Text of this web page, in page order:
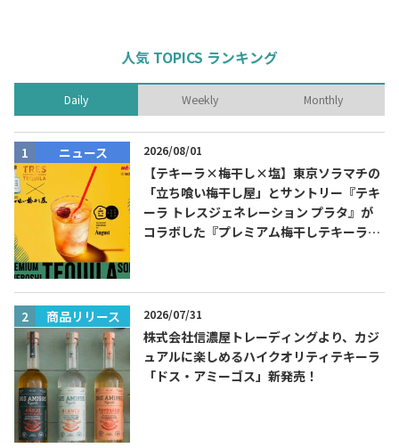
人気 TOPICS ランキング
Daily Weekly Monthly
ニュース 2026/08/01
【テキーラ×梅干し×塩】東京ソラマチの
「立ち喰い梅干し屋」とサントリー『テキ
ーラ トレスジェネレーション プラタ』が
コラボした『プレミアム梅干しテキーラソ
商品リリース 2026/07/31
株式会社信濃屋トレーディングより、カジ
ュアルに楽しめるハイクオリティテキーラ
「ドス・アミーゴス」新発売！